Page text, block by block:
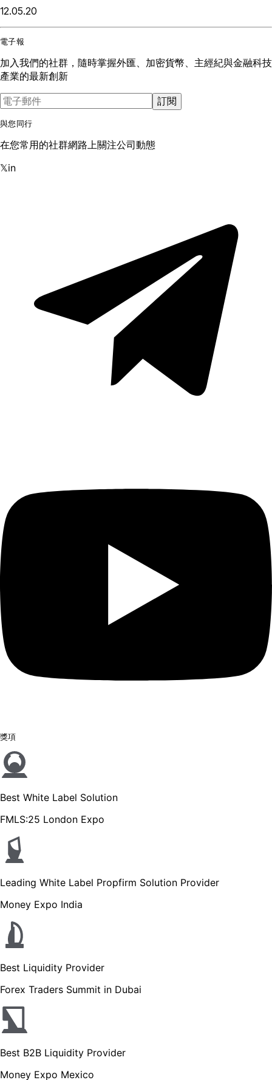
12.05.20
電子報
加入我們的社群，隨時掌握外匯、加密貨幣、主經紀與金融科技
產業的最新創新
訂閱
與您同行
在您常用的社群網路上關注公司動態
𝕏in
獎項
Best White Label Solution
FMLS:25 London Expo
Leading White Label Propfirm Solution Provider
Money Expo India
Best Liquidity Provider
Forex Traders Summit in Dubai
Best B2B Liquidity Provider
Money Expo Mexico